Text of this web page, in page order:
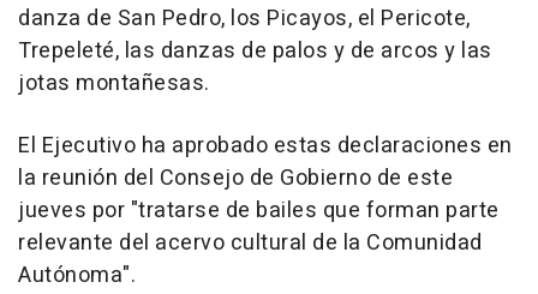
danza de San Pedro, los Picayos, el Pericote,
Trepeleté, las danzas de palos y de arcos y las
jotas montañesas.
El Ejecutivo ha aprobado estas declaraciones en
la reunión del Consejo de Gobierno de este
jueves por "tratarse de bailes que forman parte
relevante del acervo cultural de la Comunidad
Autónoma".